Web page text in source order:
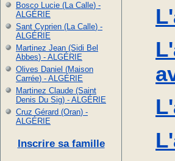
Bosco Lucie (La Calle) -
ALGÉRIE
Sant Cyprien (La Calle) -
ALGÉRIE
Martinez Jean (Sidi Bel
Abbes) - ALGÉRIE
Olives Daniel (Maison
Carrée) - ALGÉRIE
Martinez Claude (Saint
Denis Du Sig) - ALGÉRIE
Cruz Gérard (Oran) -
ALGÉRIE
Inscrire sa famille